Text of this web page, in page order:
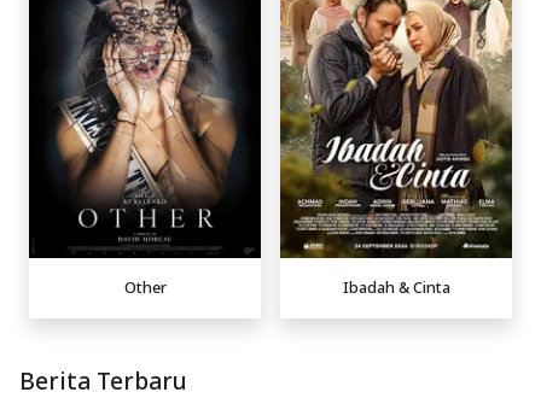
Other Ibadah & Cinta
Berita Terbaru